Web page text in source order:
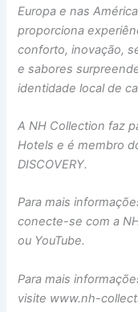
Europa e nas
proporciona
conforto, inovação,
e sabores
identidade local de
A NH Collection faz
Hotels e é membro
DISCOVERY.
Para mais
conecte-se com a
ou YouTube.
Para mais
visite www.nh-